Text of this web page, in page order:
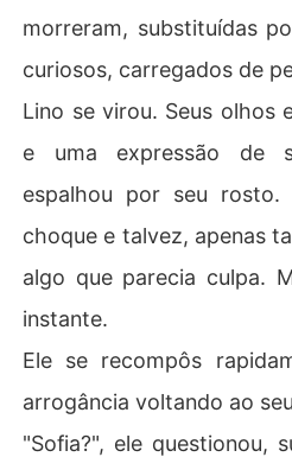
morreram, substituídas
curiosos, carregados de
Lino se virou. Seus olhos
e uma expressão de
espalhou por seu
choque e talvez, apenas
algo que parecia culpa.
instante.
Ele se recompôs
arrogância voltando ao
"Sofia?", ele questionou,